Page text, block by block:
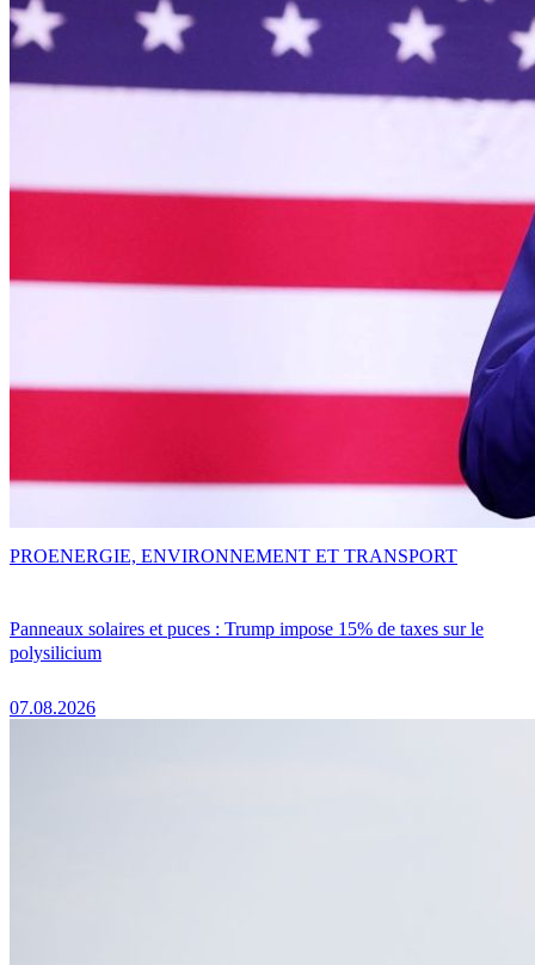
Panneaux solaires et puces : Trump impose 15% de taxes sur le
polysilicium
07.08.2026
PROENERGIE, ENVIRONNEMENT ET TRANSPORT